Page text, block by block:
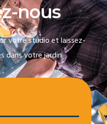
z-nous
votre studio et laissez-
dans votre jardin